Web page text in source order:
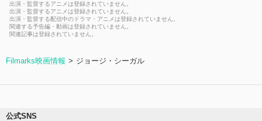
出演・監督するアニメは登録されていません。
出演・監督するアニメは登録されていません。
出演・監督する配信中のドラマ・アニメは登録されていません。
関連する予告編・動画は登録されていません。
関連記事は登録されていません。
Filmarks映画情報 ジョージ・シーガル
公式SNS